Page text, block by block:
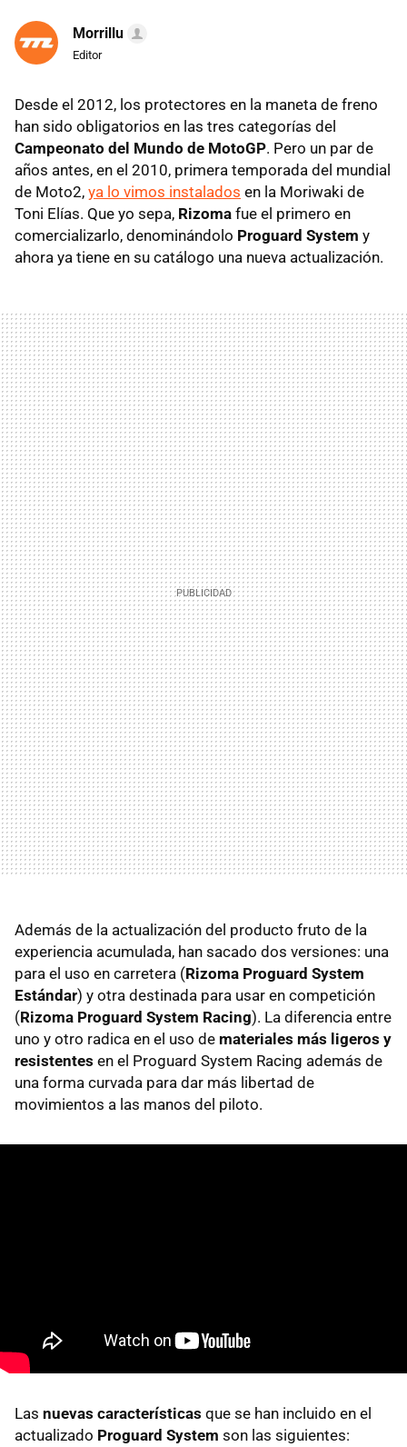
Morrillu
Editor
Desde el 2012, los protectores en la maneta de freno
han sido obligatorios en las tres categorías del
Campeonato del Mundo de MotoGP. Pero un par de
años antes, en el 2010, primera temporada del mundial
de Moto2, ya lo vimos instalados en la Moriwaki de
Toni Elías. Que yo sepa, Rizoma fue el primero en
comercializarlo, denominándolo Proguard System y
ahora ya tiene en su catálogo una nueva actualización.
Además de la actualización del producto fruto de la
experiencia acumulada, han sacado dos versiones: una
para el uso en carretera (Rizoma Proguard System
Estándar) y otra destinada para usar en competición
(Rizoma Proguard System Racing). La diferencia entre
uno y otro radica en el uso de materiales más ligeros y
resistentes en el Proguard System Racing además de
una forma curvada para dar más libertad de
movimientos a las manos del piloto.
Las nuevas características que se han incluido en el
actualizado Proguard System son las siguientes: